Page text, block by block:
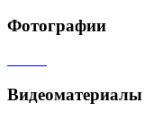
Фотографии
Видеоматериалы